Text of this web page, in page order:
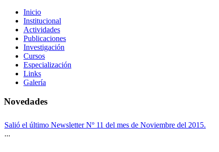
Inicio
Institucional
Actividades
Publicaciones
Investigación
Cursos
Especialización
Links
Galería
Novedades
Salió el último Newsletter Nº 11 del mes de Noviembre del 2015.
...